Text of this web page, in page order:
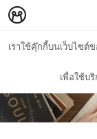
เราใช้คุ๊กกี้บนเว็บไซต์
เพื่อใช้บ